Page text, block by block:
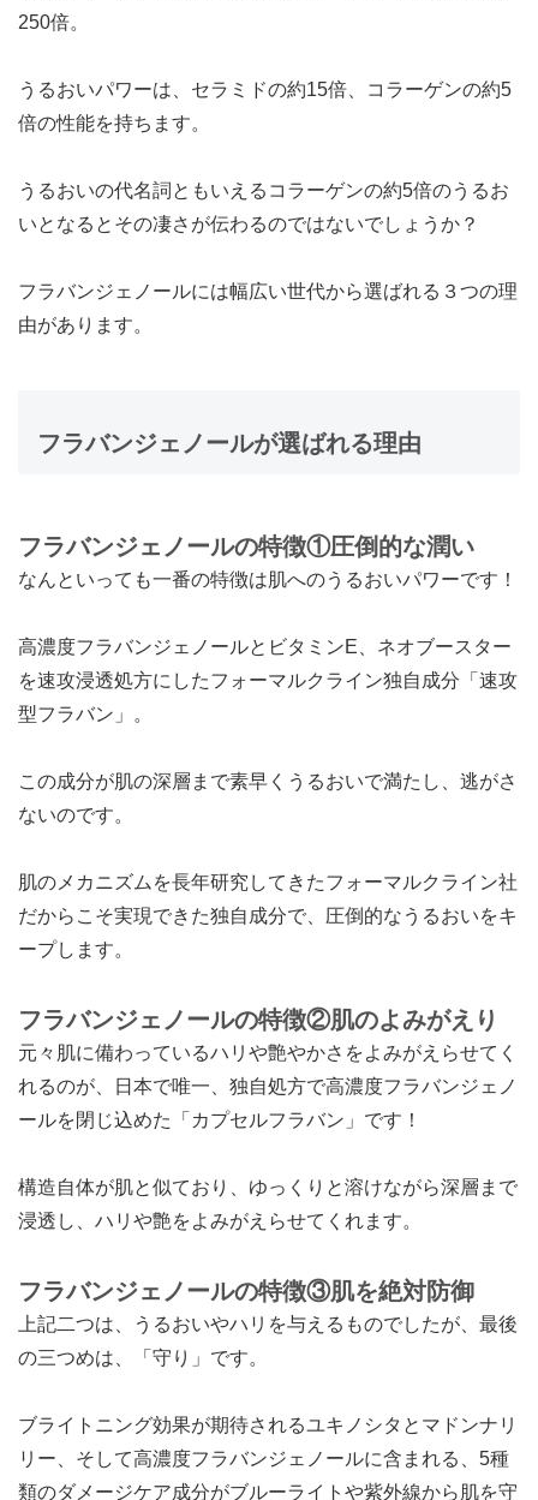
250倍。
うるおいパワーは、セラミドの約15倍、コラーゲンの約5
倍の性能を持ちます。
うるおいの代名詞ともいえるコラーゲンの約5倍のうるお
いとなるとその凄さが伝わるのではないでしょうか？
フラバンジェノールには幅広い世代から選ばれる３つの理
由があります。
フラバンジェノールが選ばれる理由
フラバンジェノールの特徴①圧倒的な潤い
なんといっても一番の特徴は肌へのうるおいパワーです！
高濃度フラバンジェノールとビタミンE、ネオブースター
を速攻浸透処方にしたフォーマルクライン独自成分「速攻
型フラバン」。
この成分が肌の深層まで素早くうるおいで満たし、逃がさ
ないのです。
肌のメカニズムを長年研究してきたフォーマルクライン社
だからこそ実現できた独自成分で、圧倒的なうるおいをキ
ープします。
フラバンジェノールの特徴②肌のよみがえり
元々肌に備わっているハリや艶やかさをよみがえらせてく
れるのが、日本で唯一、独自処方で高濃度フラバンジェノ
ールを閉じ込めた「カプセルフラバン」です！
構造自体が肌と似ており、ゆっくりと溶けながら深層まで
浸透し、ハリや艶をよみがえらせてくれます。
フラバンジェノールの特徴③肌を絶対防御
上記二つは、うるおいやハリを与えるものでしたが、最後
の三つめは、「守り」です。
ブライトニング効果が期待されるユキノシタとマドンナリ
リー、そして高濃度フラバンジェノールに含まれる、5種
類のダメージケア成分がブルーライトや紫外線から肌を守